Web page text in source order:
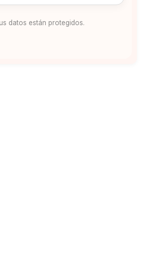
datos están protegidos.